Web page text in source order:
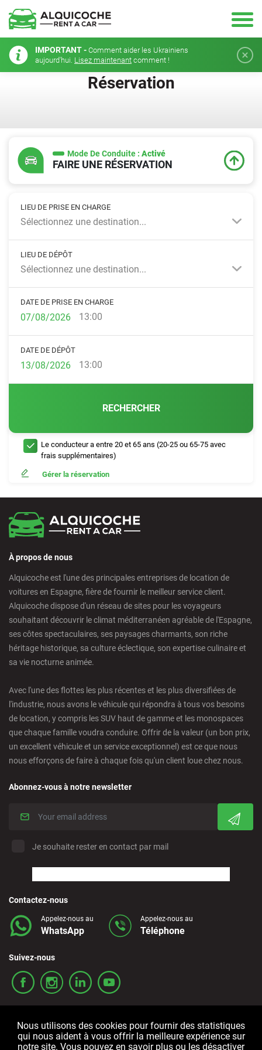
IMPORTANT - Comment aider les Ukrainiens
aujourd'hui. Lisez maintenant comment !
Réservation
Mode De Conduite : Activé
FAIRE UNE RÉSERVATION
LIEU DE PRISE EN CHARGE
Sélectionnez une destination...
LIEU DE DÉPÔT
Sélectionnez une destination...
DATE DE PRISE EN CHARGE
13:00
DATE DE DÉPÔT
13:00
RECHERCHER
Le conducteur a entre 20 et 65 ans (20-25 ou 65-75 avec
frais supplémentaires)
Gérer la réservation
À propos de nous
Alquicoche est l'une des principales entreprises de location de
voitures en Espagne, fière de fournir le meilleur service client.
Alquicoche dispose d'un réseau de sites pour les voyageurs
souhaitant découvrir le climat méditerranéen agréable de l'Espagne,
ses côtes spectaculaires, ses paysages charmants, son riche
héritage historique, sa culture éclectique, son expertise culinaire et
sa vie nocturne animée.
Avec l'une des flottes les plus récentes et les plus diversifiées de
l'industrie, nous avons le véhicule qui répondra à tous vos besoins
de location, y compris les SUV haut de gamme et les monospaces
que chaque famille voudra conduire. Offrir de la valeur (un bon prix,
un excellent véhicule et un service exceptionnel) est ce que nous
nous efforçons de faire à chaque fois qu'un client loue chez nous.
Abonnez-vous à notre newsletter
Je souhaite rester en contact par mail
Contactez-nous
Appelez-nous au
WhatsApp
Appelez-nous au
Téléphone
Suivez-nous
Nous utilisons des cookies pour fournir des statistiques
qui nous aident à vous offrir la meilleure expérience sur
notre site. Vous pouvez en savoir plus ou les désactiver